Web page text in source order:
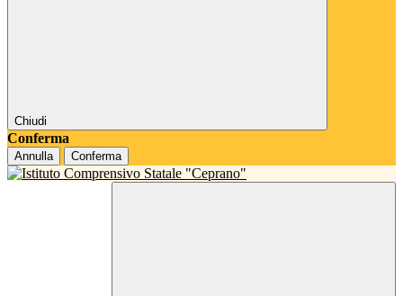
Chiudi
Conferma
Annulla Conferma